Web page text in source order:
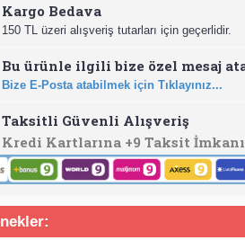
Kargo Bedava
150 TL üzeri alışveriş tutarları için geçerlidir.
Bu ürünle ilgili bize özel mesaj
Bize E-Posta atabilmek için Tıklayınız...
Taksitli Güvenli Alışveriş
Kredi Kartlarına +9 Taksit İmkanı